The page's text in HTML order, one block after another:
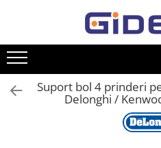
Toate Produsele
Electrocasnice
Electrocasnice mici
Suport bol 4 prinderi
Delonghi /